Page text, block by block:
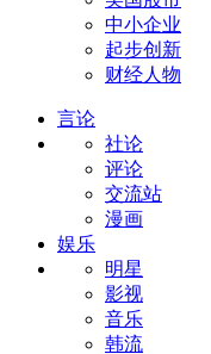
中小企业
起步创新
财经人物
言论
社论
评论
交流站
漫画
娱乐
明星
影视
音乐
韩流